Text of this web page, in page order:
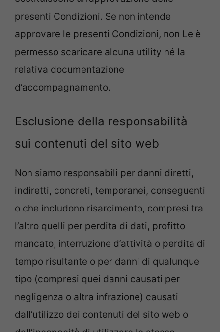
presenti Condizioni. Se non intende
approvare le presenti Condizioni, non Le è
permesso scaricare alcuna utility né la
relativa documentazione
d’accompagnamento.
Esclusione della responsabilità
sui contenuti del sito web
Non siamo responsabili per danni diretti,
indiretti, concreti, temporanei, conseguenti
o che includono risarcimento, compresi tra
l’altro quelli per perdita di dati, profitto
mancato, interruzione d’attività o perdita di
tempo risultante o per danni di qualunque
tipo (compresi quei danni causati per
negligenza o altra infrazione) causati
dall’utilizzo dei contenuti del sito web o